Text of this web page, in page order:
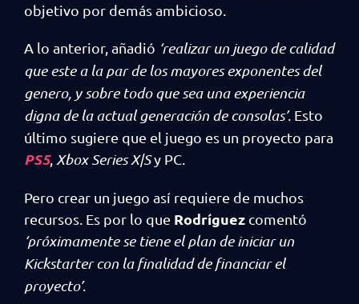
objetivo por demás ambicioso.
A lo anterior, añadió ‘realizar un juego de calidad
que este a la par de los mayores exponentes del
genero, y sobre todo que sea una experiencia
digna de la actual generación de consolas’. Esto
último sugiere que el juego es un proyecto para
PS5, Xbox Series X|Sy PC.
Pero crear un juego así requiere de muchos
recursos. Es por lo que Rodríguez comentó
‘próximamente se tiene el plan de iniciar un
Kickstarter con la finalidad de financiar el
proyecto’.